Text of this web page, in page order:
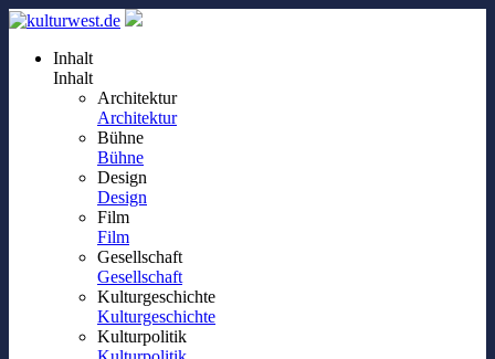
Inhalt
Inhalt
Architektur
Architektur
Bühne
Bühne
Design
Design
Film
Film
Gesellschaft
Gesellschaft
Kulturgeschichte
Kulturgeschichte
Kulturpolitik